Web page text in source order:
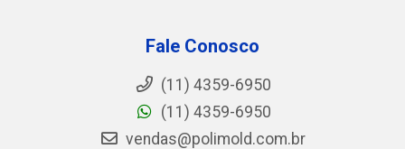
Fale Conosco
(11) 4359-6950
(11) 4359-6950
vendas@polimold.com.br